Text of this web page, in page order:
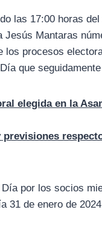
las 17:00 horas
Mantaras
los procesos
que
elegida en la
por los socios
31 de enero de